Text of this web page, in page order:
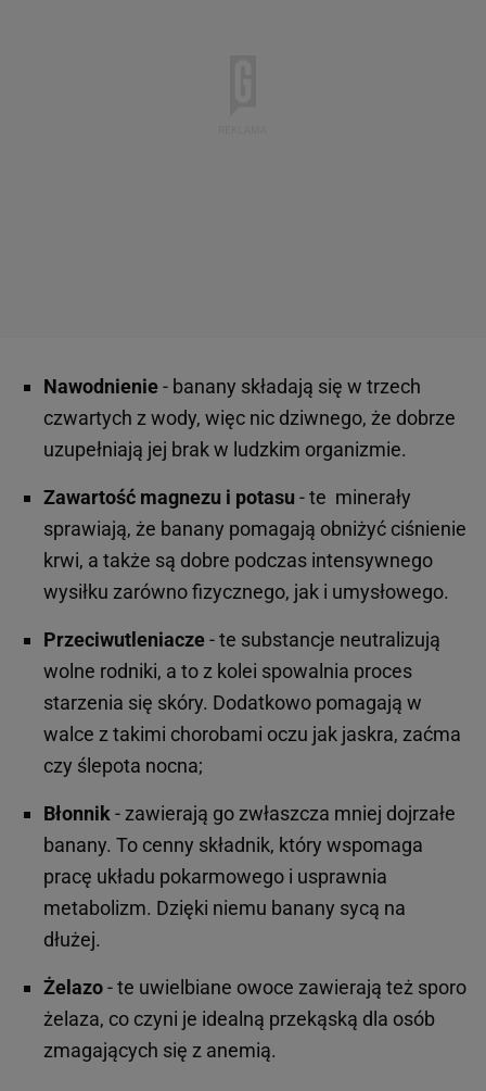
Nawodnienie- banany składają się w trzech
czwartych z wody, więc nic dziwnego, że dobrze
uzupełniają jej brak w ludzkim organizmie.
Zawartość magnezu i potasu - te minerały
sprawiają, że banany pomagają obniżyć ciśnienie
krwi, a także są dobre podczas intensywnego
wysiłku zarówno fizycznego, jak i umysłowego.
Przeciwutleniacze- te substancje neutralizują
wolne rodniki, a to z kolei spowalnia proces
starzenia się skóry. Dodatkowo pomagają w
walce z takimi chorobami oczu jak jaskra, zaćma
czy ślepota nocna;
Błonnik- zawierają go zwłaszcza mniej dojrzałe
banany. To cenny składnik, który wspomaga
pracę układu pokarmowego i usprawnia
metabolizm. Dzięki niemu banany sycą na
dłużej.
Żelazo- te uwielbiane owoce zawierają też sporo
żelaza, co czyni je idealną przekąską dla osób
zmagających się z anemią.